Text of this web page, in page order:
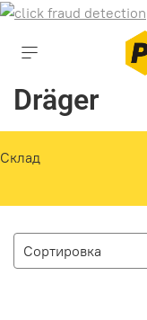
Dräger
Склад